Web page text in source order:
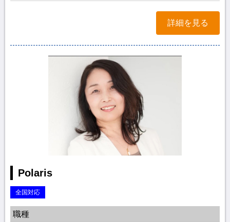
詳細を見る
Polaris
全国対応
職種